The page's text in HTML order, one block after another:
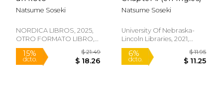
Natsume Soseki
NORDICA LIBROS, 2025,
OTRO FORMATO LIBRO,
Nuevo
Natsume Soseki
University Of Nebraska-
Lincoln Libraries, 2021,
Tapa Blanda, Nuevo